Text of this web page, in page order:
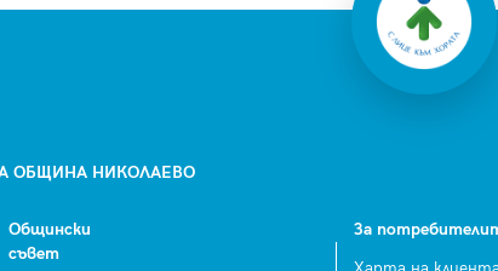
ОБЩИНА НИКОЛАЕВО
Общински
съвет
За